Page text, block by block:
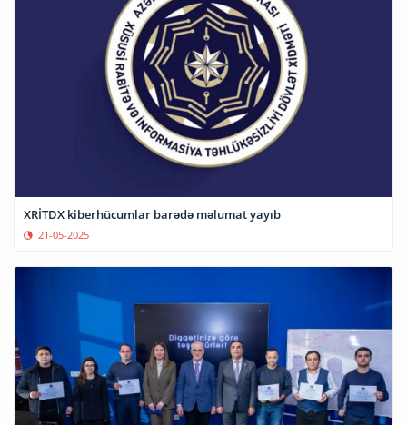
XRİTDX kiberhücumlar barədə məlumat yayıb
21-05-2025